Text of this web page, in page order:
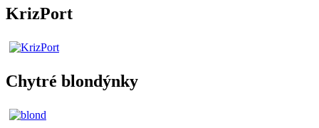
KrizPort
Chytré blondýnky